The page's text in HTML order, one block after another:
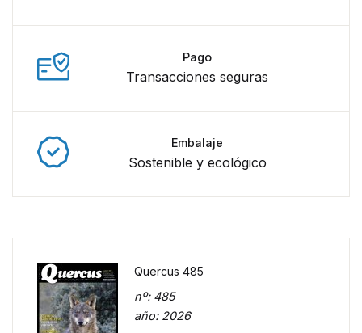
Pago
Transacciones seguras
Embalaje
Sostenible y ecológico
Quercus 485
nº: 485
año: 2026